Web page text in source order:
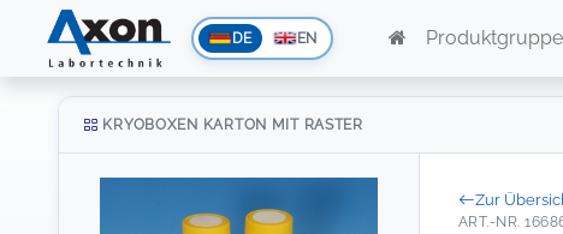
DE EN
KRYOBOXEN KARTON MIT RASTER
Zur
ART.-NR.